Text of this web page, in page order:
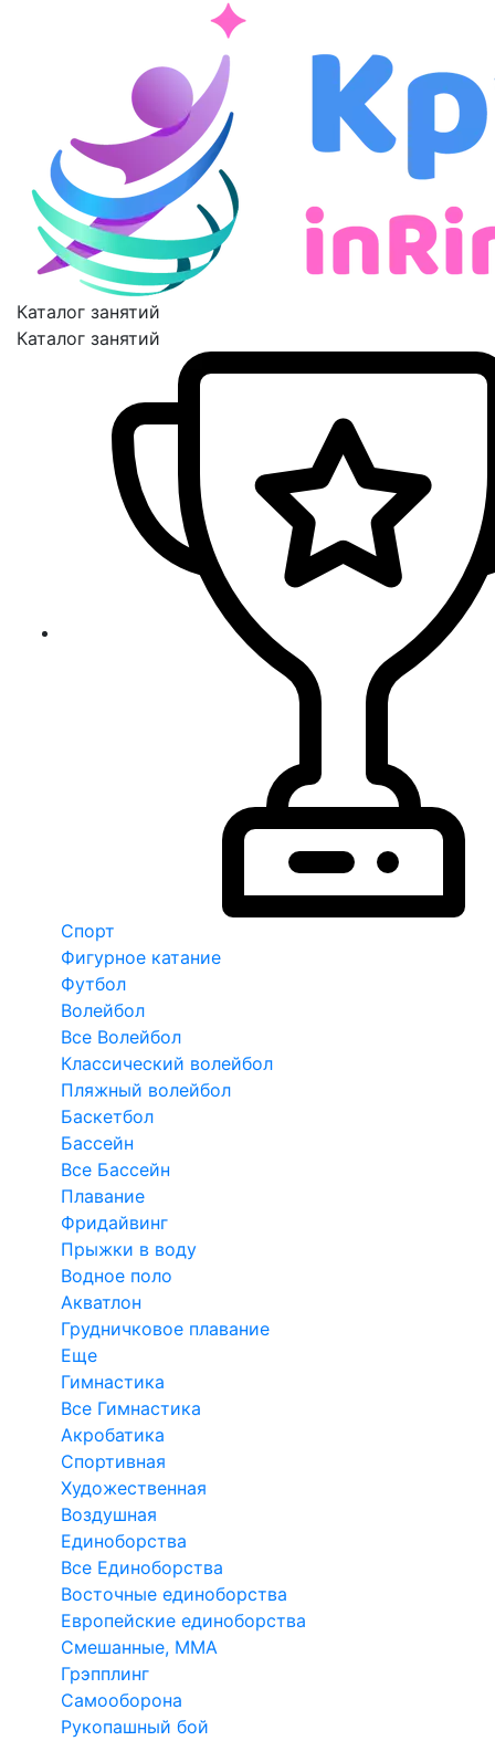
Каталог занятий
Каталог занятий
Спорт
Фигурное катание
Футбол
Волейбол
Все Волейбол
Классический волейбол
Пляжный волейбол
Баскетбол
Бассейн
Все Бассейн
Плавание
Фридайвинг
Прыжки в воду
Водное поло
Акватлон
Грудничковое плавание
Еще
Гимнастика
Все Гимнастика
Акробатика
Спортивная
Художественная
Воздушная
Единоборства
Все Единоборства
Восточные единоборства
Европейские единоборства
Смешанные, ММА
Грэпплинг
Самооборона
Рукопашный бой